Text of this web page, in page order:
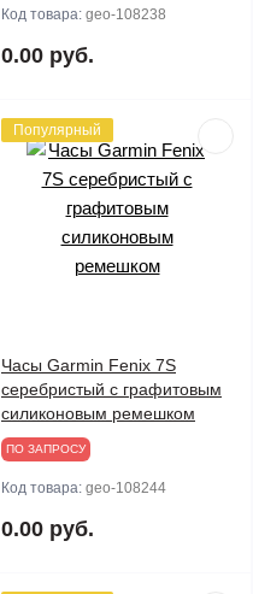
Код товара: geo-108238
0.00 руб.
Популярный
Часы Garmin Fenix 7S
серебристый с графитовым
силиконовым ремешком
ПО ЗАПРОСУ
Код товара: geo-108244
0.00 руб.